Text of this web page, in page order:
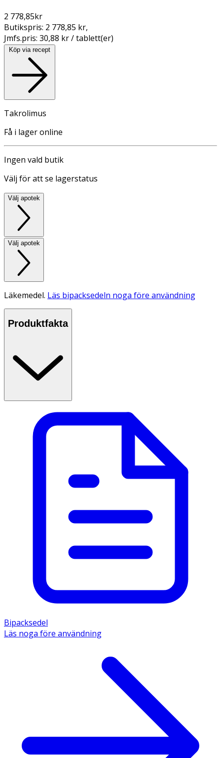
2 778,85kr
Butikspris: 2 778,85 kr,
Jmfs.pris: 30,88 kr / tablett(er)
Köp via recept
Takrolimus
Få i lager online
Ingen vald butik
Välj för att se lagerstatus
Välj apotek
Välj apotek
Läkemedel. Läs bipacksedeln noga före användning
Produktfakta
Bipacksedel
Läs noga före användning